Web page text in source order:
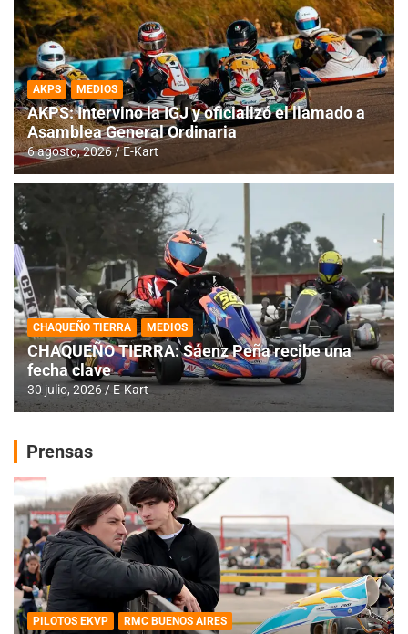
AKPS MEDIOS
AKPS: Intervino la IGJ y oficializó el llamado a
Asamblea General Ordinaria
6 agosto, 2026 E-Kart
CHAQUEÑO TIERRA MEDIOS
CHAQUEÑO TIERRA: Sáenz Peña recibe una
fecha clave
30 julio, 2026 E-Kart
Prensas
PILOTOS EKVP RMC BUENOS AIRES